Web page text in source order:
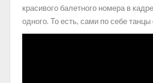
красивого балетного номера в
одного. То есть, сами по себе